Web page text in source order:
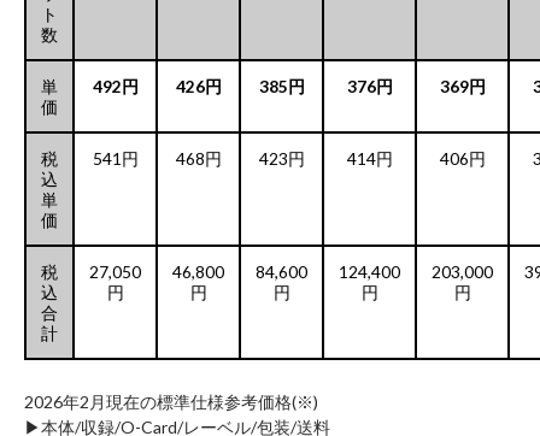
ト
数
単
価
492円 426円 385円 376円 369円
税
込
単
価
541円 468円 423円 414円 406円
税
込
合
計
27,050
円
46,800
円
84,600
円
124,400
円
203,000
円
2026年2月現在の標準仕様参考価格(※)
▶︎本体/収録/O-Card/レーベル/包装/送料